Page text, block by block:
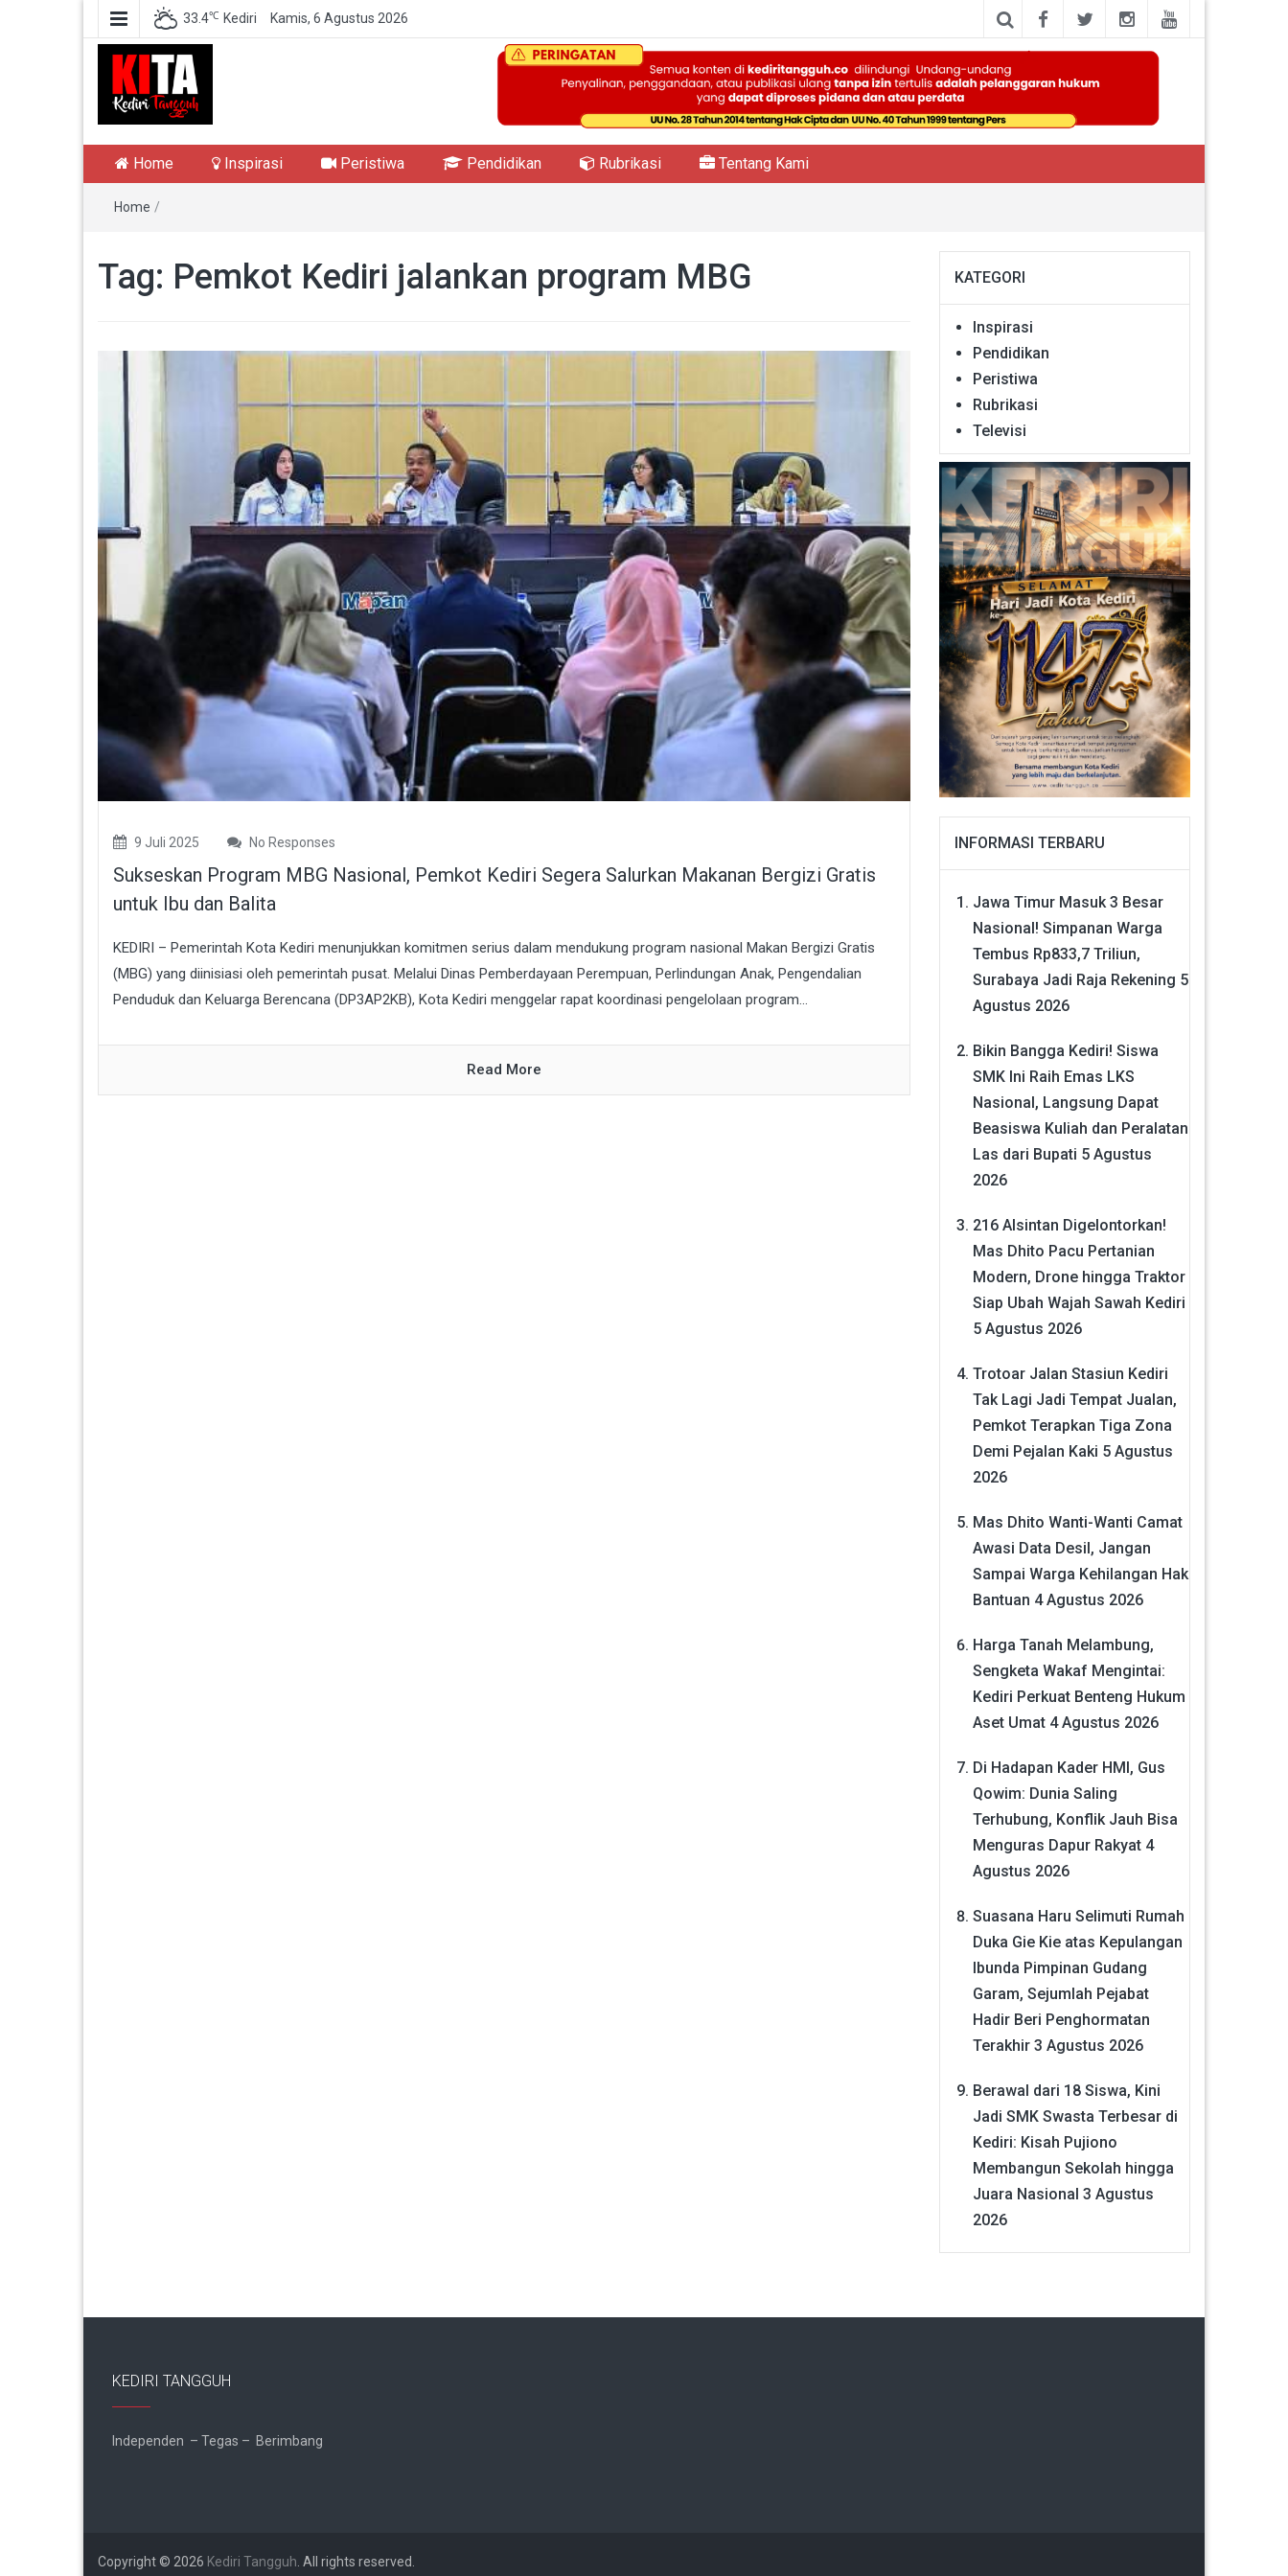
33.4℃ Kediri Kamis, 6 Agustus 2026
Kediri Tangguh
Home Inspirasi Peristiwa Pendidikan Rubrikasi Tentang Kami
Home /
Tag: Pemkot Kediri jalankan program MBG
9 Juli 2025 No Responses
Sukseskan Program MBG Nasional, Pemkot Kediri Segera Salurkan Makanan Bergizi Gratis
untuk Ibu dan Balita
KEDIRI – Pemerintah Kota Kediri menunjukkan komitmen serius dalam mendukung program nasional Makan Bergizi Gratis
(MBG) yang diinisiasi oleh pemerintah pusat. Melalui Dinas Pemberdayaan Perempuan, Perlindungan Anak, Pengendalian
Penduduk dan Keluarga Berencana (DP3AP2KB), Kota Kediri menggelar rapat koordinasi pengelolaan program...
Read More
KATEGORI
Inspirasi
Pendidikan
Peristiwa
Rubrikasi
Televisi
INFORMASI TERBARU
Jawa Timur Masuk 3 Besar
Nasional! Simpanan Warga
Tembus Rp833,7 Triliun,
Surabaya Jadi Raja Rekening 5
Agustus 2026
Bikin Bangga Kediri! Siswa
SMK Ini Raih Emas LKS
Nasional, Langsung Dapat
Beasiswa Kuliah dan Peralatan
Las dari Bupati 5 Agustus
2026
216 Alsintan Digelontorkan!
Mas Dhito Pacu Pertanian
Modern, Drone hingga Traktor
Siap Ubah Wajah Sawah Kediri
5 Agustus 2026
Trotoar Jalan Stasiun Kediri
Tak Lagi Jadi Tempat Jualan,
Pemkot Terapkan Tiga Zona
Demi Pejalan Kaki 5 Agustus
2026
Mas Dhito Wanti-Wanti Camat
Awasi Data Desil, Jangan
Sampai Warga Kehilangan Hak
Bantuan 4 Agustus 2026
Harga Tanah Melambung,
Sengketa Wakaf Mengintai:
Kediri Perkuat Benteng Hukum
Aset Umat 4 Agustus 2026
Di Hadapan Kader HMI, Gus
Qowim: Dunia Saling
Terhubung, Konflik Jauh Bisa
Menguras Dapur Rakyat 4
Agustus 2026
Suasana Haru Selimuti Rumah
Duka Gie Kie atas Kepulangan
Ibunda Pimpinan Gudang
Garam, Sejumlah Pejabat
Hadir Beri Penghormatan
Terakhir 3 Agustus 2026
Berawal dari 18 Siswa, Kini
Jadi SMK Swasta Terbesar di
Kediri: Kisah Pujiono
Membangun Sekolah hingga
Juara Nasional 3 Agustus
2026
KEDIRI TANGGUH
Independen – Tegas – Berimbang
Copyright © 2026 Kediri Tangguh . All rights reserved.